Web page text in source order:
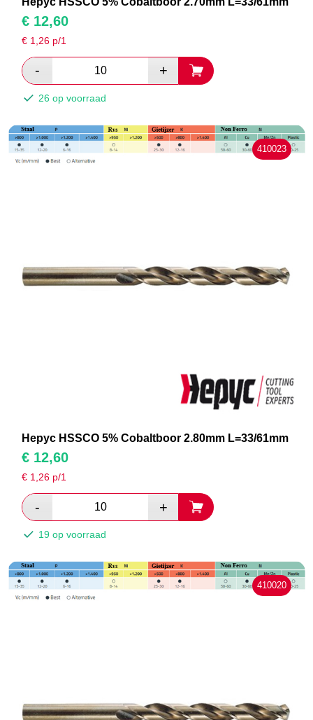
€ 12,60
€ 1,26 p/1
26 op voorraad
410023
Hepyc HSSCO 5% Cobaltboor 2.80mm L=33/61mm
€ 12,60
€ 1,26 p/1
19 op voorraad
410020